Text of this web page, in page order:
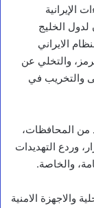
الإيرانية
الخليج
الايراني
والتخلي عن
والتخريب في
من المحافظات،
وردع التهديدات
والخاصة.
والاجهزة الامنية